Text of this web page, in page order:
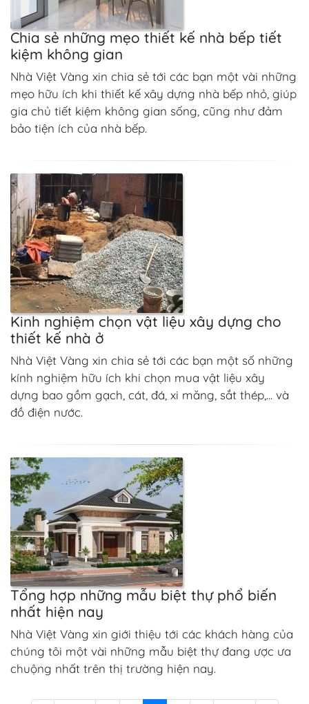
Chia sẻ những mẹo thiết kế nhà bếp tiết
kiệm không gian
Nhà Việt Vàng xin chia sẻ tới các bạn một vài những
mẹo hữu ích khi thiết kế xây dựng nhà bếp nhỏ, giúp
gia chủ tiết kiệm không gian sống, cũng như đảm
bảo tiện ích của nhà bếp.
Kinh nghiệm chọn vật liệu xây dựng cho
thiết kế nhà ở
Nhà Việt Vàng xin chia sẻ tới các bạn một số những
kính nghiệm hữu ích khi chọn mua vật liệu xây
dựng bao gồm gạch, cát, đá, xi măng, sắt thép,... và
đồ điện nước.
Tổng hợp những mẫu biệt thự phổ biến
nhất hiện nay
Nhà Việt Vàng xin giới thiệu tới các khách hàng của
chúng tôi một vài những mẫu biệt thự đang ược ưa
chuộng nhất trên thị trường hiện nay.